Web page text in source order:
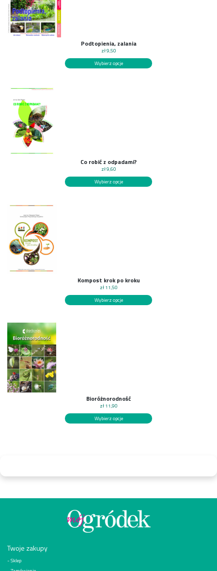
Podtopienia, zalania
zł9,50
Wybierz opcje
Co robić z odpadami?
zł9,60
Wybierz opcje
Kompost krok po kroku
zł11,50
Wybierz opcje
Bioróżnorodność
zł11,90
Wybierz opcje
Twoje zakupy
Sklep